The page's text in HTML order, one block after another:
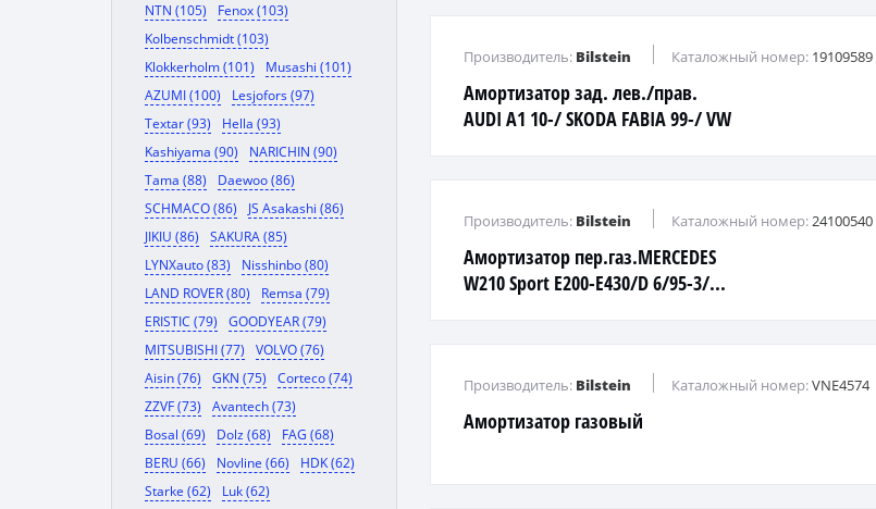
NTN (105)
Fenox (103)
Kolbenschmidt (103)
Klokkerholm (101)
Musashi (101)
AZUMI (100)
Lesjofors (97)
Textar (93)
Hella (93)
Kashiyama (90)
NARICHIN (90)
Tama (88)
Daewoo (86)
SCHMACO (86)
JS Asakashi (86)
JIKIU (86)
SAKURA (85)
LYNXauto (83)
Nisshinbo (80)
LAND ROVER (80)
Remsa (79)
ERISTIC (79)
GOODYEAR (79)
MITSUBISHI (77)
VOLVO (76)
Aisin (76)
GKN (75)
Corteco (74)
ZZVF (73)
Avantech (73)
Bosal (69)
Dolz (68)
FAG (68)
BERU (66)
Novline (66)
HDK (62)
Starke (62)
Luk (62)
Амортизатор зад. лев./прав.
AUDI A1 10-/ SKODA FABIA 99-/ VW
Производитель: Bilstein Каталожный номер: 19109589
Амортизатор пер.газ.MERCEDES
W210 Sport E200-E430/D 6/95-3/...
Производитель: Bilstein Каталожный номер:24100540
Амортизатор газовый
Производитель: Bilstein Каталожный номер:VNE4574